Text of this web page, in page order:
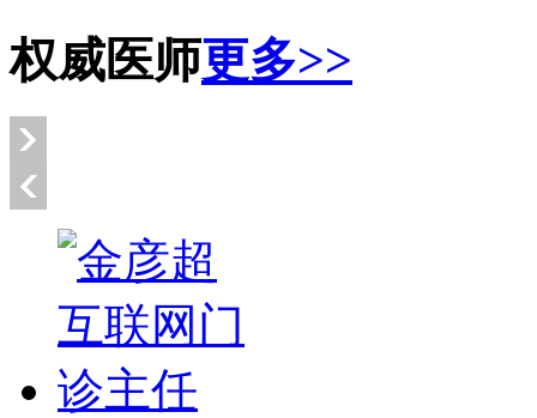
权威医师更多>>